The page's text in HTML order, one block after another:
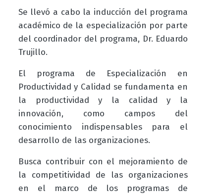
Se llevó a cabo la inducción del programa
académico de la especialización por parte
del coordinador del programa, Dr. Eduardo
Trujillo.
El programa de Especialización en
Productividad y Calidad se fundamenta en
la productividad y la calidad y la
innovación, como campos del
conocimiento indispensables para el
desarrollo de las organizaciones.
Busca contribuir con el mejoramiento de
la competitividad de las organizaciones
en el
marco de los programas de